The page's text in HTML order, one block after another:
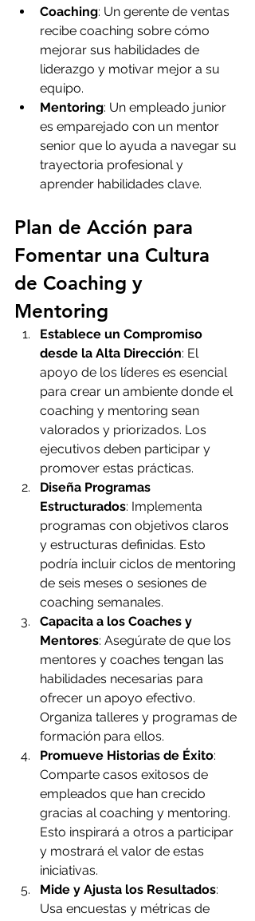
Coaching: Un gerente de ventas
recibe coaching sobre cómo
mejorar sus habilidades de
liderazgo y motivar mejor a su
equipo.
Mentoring: Un empleado junior
es emparejado con un mentor
senior que lo ayuda a navegar su
trayectoria profesional y
aprender habilidades clave.
Plan de Acción para
Fomentar una Cultura
de Coaching y
Mentoring
Establece un Compromiso
desde la Alta Dirección: El
apoyo de los líderes es esencial
para crear un ambiente donde el
coaching y mentoring sean
valorados y priorizados. Los
ejecutivos deben participar y
promover estas prácticas.
Diseña Programas
Estructurados: Implementa
programas con objetivos claros
y estructuras definidas. Esto
podría incluir ciclos de mentoring
de seis meses o sesiones de
coaching semanales.
Capacita a los Coaches y
Mentores: Asegúrate de que los
mentores y coaches tengan las
habilidades necesarias para
ofrecer un apoyo efectivo.
Organiza talleres y programas de
formación para ellos.
Promueve Historias de Éxito:
Comparte casos exitosos de
empleados que han crecido
gracias al coaching y mentoring.
Esto inspirará a otros a participar
y mostrará el valor de estas
iniciativas.
Mide y Ajusta los Resultados:
Usa encuestas y métricas de